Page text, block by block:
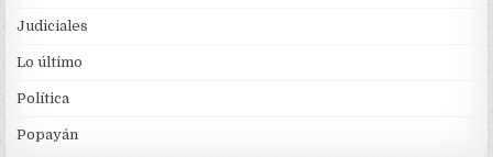
Judiciales
Lo último
Política
Popayán